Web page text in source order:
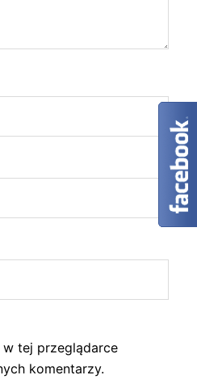
w tej przeglądarce
komentarzy.